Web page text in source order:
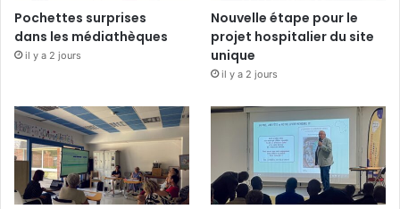
Pochettes surprises
dans les médiathèques
il y a 2 jours
Nouvelle étape pour le
projet hospitalier du site
unique
il y a 2 jours